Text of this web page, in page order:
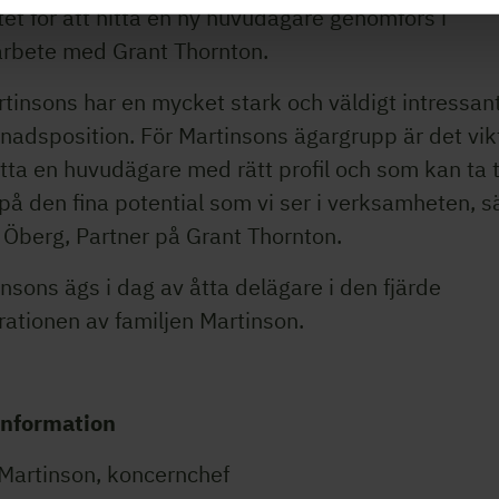
för att hitta en ny huvudägare genomförs i
med Grant Thornton.
har en mycket stark och väldigt
För Martinsons ägargrupp är det
en huvudägare med rätt profil och som kan ta
den fina potential som vi ser i verksamheten,
Partner på Grant Thornton.
ägs i dag av åtta delägare i den fjärde
av familjen Martinson.
koncernchef